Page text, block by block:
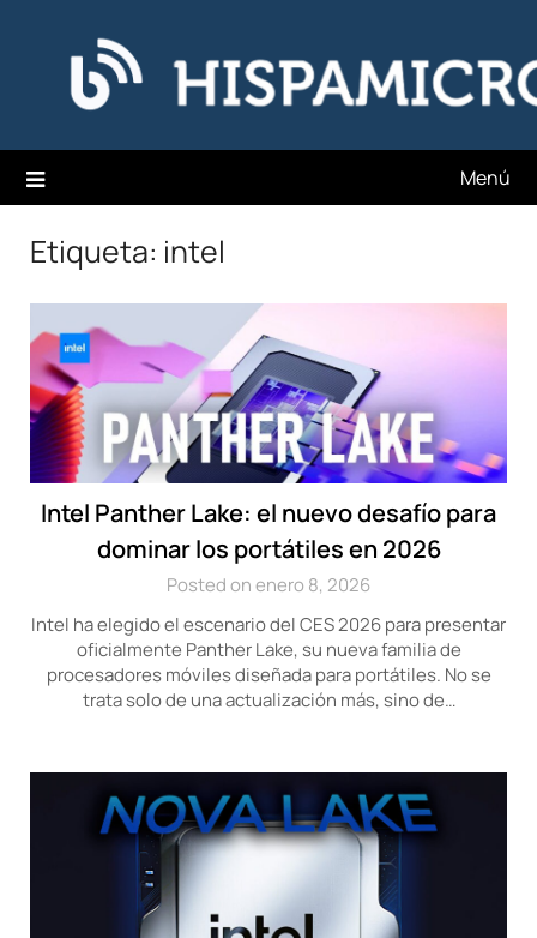
contenido
Hispamicro Blog
Menú
Etiqueta: intel
Intel Panther Lake: el nuevo desafío para
dominar los portátiles en 2026
Posted on enero 8, 2026
Intel ha elegido el escenario del CES 2026 para presentar
oficialmente Panther Lake, su nueva familia de
procesadores móviles diseñada para portátiles. No se
trata solo de una actualización más, sino de…